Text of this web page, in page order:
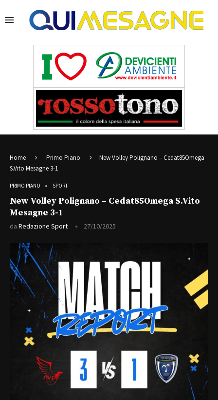
Home Primo Piano
New Volley Polignano – Cedat85Omega
S.Vito Mesagne 3-1
PRIMO PIANO SPORT
New Volley Polignano – Cedat85Omega S.Vito
Mesagne 3-1
da Redazione Sport 27/10/2025